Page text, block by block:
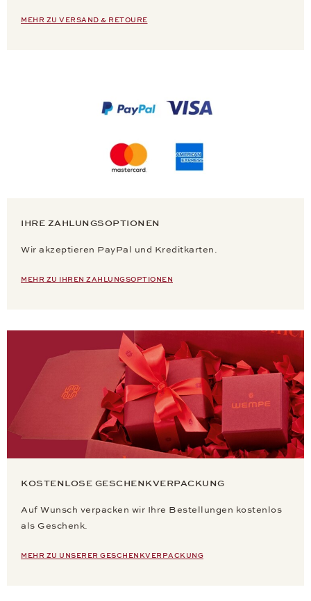
MEHR ZU VERSAND & RETOURE
IHRE ZAHLUNGSOPTIONEN
Wir akzeptieren PayPal und Kreditkarten.
MEHR ZU IHREN ZAHLUNGSOPTIONEN
KOSTENLOSE GESCHENKVERPACKUNG
Auf Wunsch verpacken wir Ihre Bestellungen kostenlos
als Geschenk.
MEHR ZU UNSERER GESCHENKVERPACKUNG